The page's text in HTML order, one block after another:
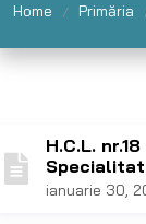
Home / Primăria
H.C.L.
ianuarie 30,